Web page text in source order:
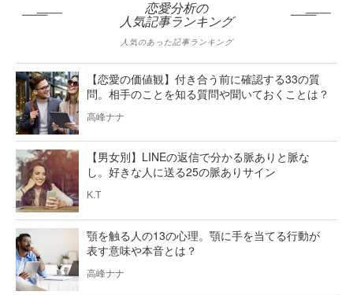
恋愛分析の
人気記事ランキング
人気のあった記事ランキング
【恋愛の価値観】付き合う前に確認する33の質
問。相手のことを知る質問や聞いておくことは？
高峰ナナ
【男女別】LINEの返信で分かる脈ありと脈な
し。好きな人に送る25の脈ありサイン
K.T
顎を触る人の13の心理。顎に手を当てる行動が
表す意味や本音とは？
高峰ナナ